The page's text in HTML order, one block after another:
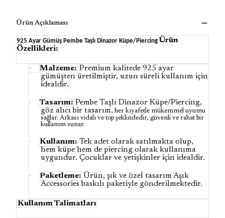
Ürün Açıklaması
925 Ayar Gümüş Pembe Taşlı Dinazor Küpe/Piercing Ürün
Özellikleri:
· Malzeme: Premium kalitede 925 ayar
gümüşten üretilmiştir, uzun süreli kullanım için
idealdir.
· Tasarım: Pembe Taşlı Dinazor Küpe/Piercing,
göz alıcı bir tasarım, her kıyafetle mükemmel uyumu
sağlar. Arkası vidalı ve top şeklindedir, güvenli ve rahat bir
kullanım sunar.
· Kullanım: Tek adet olarak satılmakta olup,
hem küpe hem de piercing olarak kullanıma
uygundur. Çocuklar ve yetişkinler için idealdir.
· Paketleme: Ürün, şık ve özel tasarım Aşık
Accessories baskılı paketiyle gönderilmektedir.
Kullanım Talimatları